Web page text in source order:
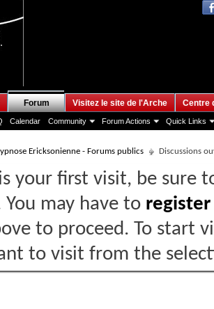
Forum
Calendar Community Forum Actions Quick Links
Visitez le site de l'Arche Centre
Ericksonienne - Forums publics Discussions
your first visit, be sure
You may have to register
to proceed. To start
to visit from the